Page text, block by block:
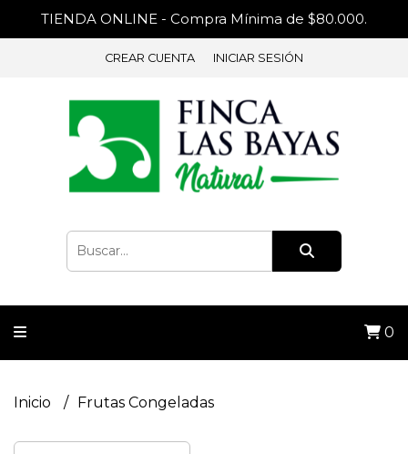
TIENDA ONLINE - Compra Mínima de $80.000.
CREAR CUENTA INICIAR SESIÓN
0
Inicio Frutas Congeladas